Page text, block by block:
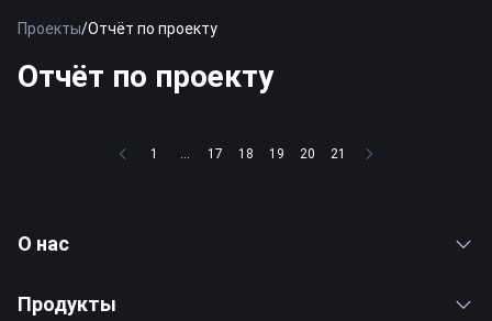
Проекты/Отчёт по проекту
Отчёт по проекту
1 ... 17 18 19 20 21
О нас
Продукты